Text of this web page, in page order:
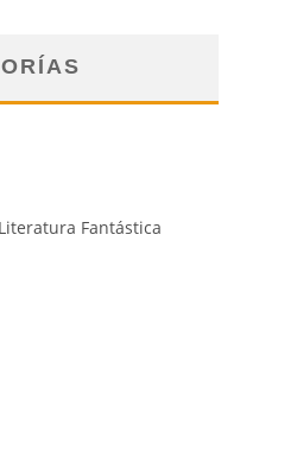
Fantástica